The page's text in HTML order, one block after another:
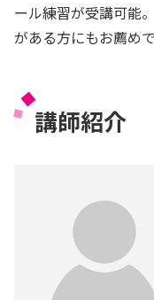
ール練習が受講可能
がある方にもお薦め
講師紹介